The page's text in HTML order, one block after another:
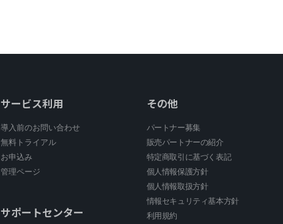
サービス利用
導入前のお問い合わせ
無料トライアル
お申込み
管理ページ
サポートセンター
その他
パートナー募集
販売パートナーの紹介
特定商取引に基づく表記
個人情報保護方針
個人情報取扱方針
情報セキュリティ基本方針
利用規約